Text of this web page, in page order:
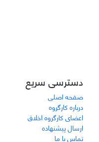
دسترسی سریع
صفحه اصلی
درباره کارگروه
اعضای کارگروه اخلاق
ارسال پیشنهاده
تماس با ما